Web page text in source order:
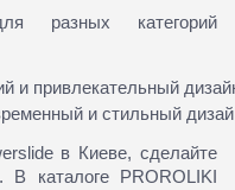
разных категорий
и привлекательный
и стильный
в Киеве, сделайте
В каталоге PROROLIKI